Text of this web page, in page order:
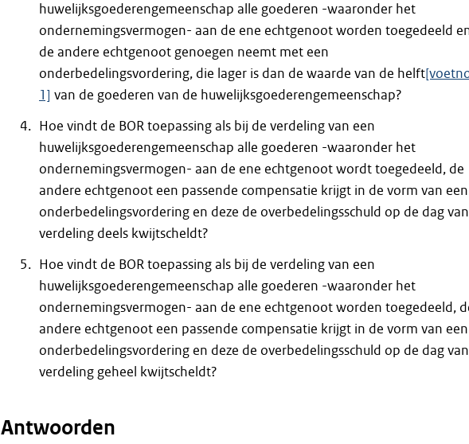
huwelijksgoederengemeenschap alle goederen -waaronder het
ondernemingsvermogen- aan de ene echtgenoot worden toegedeeld
de andere echtgenoot genoegen neemt met een
onderbedelingsvordering, die lager is dan de waarde van de helft
1] van de goederen van de huwelijksgoederengemeenschap?
Hoe vindt de BOR toepassing als bij de verdeling van een
huwelijksgoederengemeenschap alle goederen -waaronder het
ondernemingsvermogen- aan de ene echtgenoot wordt toegedeeld, de
andere echtgenoot een passende compensatie krijgt in de vorm van een
onderbedelingsvordering en deze de overbedelingsschuld op de dag van
verdeling deels kwijtscheldt?
Hoe vindt de BOR toepassing als bij de verdeling van een
huwelijksgoederengemeenschap alle goederen -waaronder het
ondernemingsvermogen- aan de ene echtgenoot worden toegedeeld,
andere echtgenoot een passende compensatie krijgt in de vorm van een
onderbedelingsvordering en deze de overbedelingsschuld op de dag van
verdeling geheel kwijtscheldt?
Antwoorden